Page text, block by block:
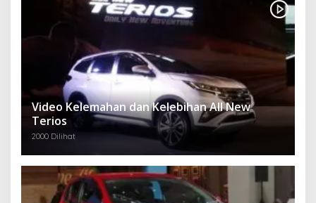
Video Kelemahan dan Kelebihan All New
Terios
2000 Dilihat